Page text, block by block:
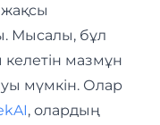
Мысалы, бұл
мазмұн
мүмкін. Олар
, олардың